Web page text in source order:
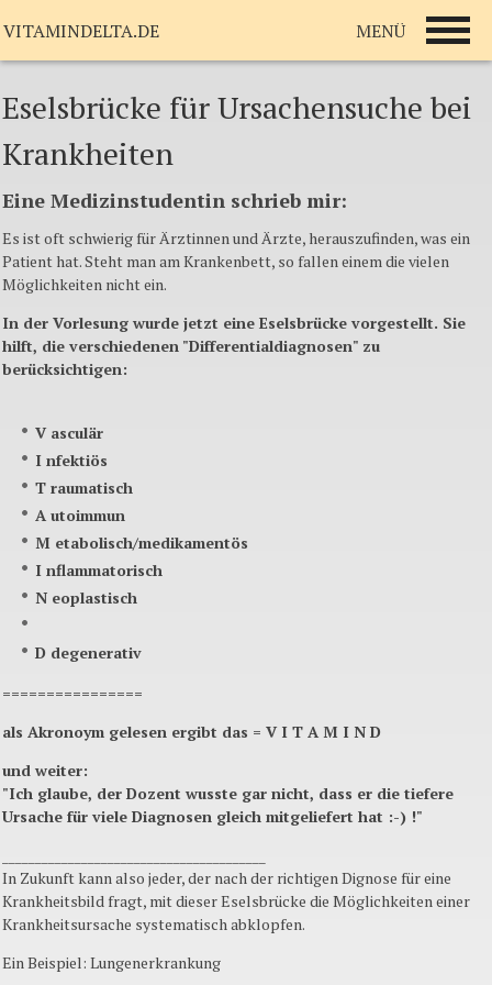
Eselsbrücke für Ursachensuche bei
Krankheiten
Eine Medizinstudentin schrieb mir:
Es ist oft schwierig für Ärztinnen und Ärzte, herauszufinden, was ein
Patient hat. Steht man am Krankenbett, so fallen einem die vielen
Möglichkeiten nicht ein.
In der Vorlesung wurde jetzt eine Eselsbrücke vorgestellt. Sie
hilft, die verschiedenen "Differentialdiagnosen" zu
berücksichtigen:
V asculär
I nfektiös
T raumatisch
A utoimmun
M etabolisch/medikamentös
I nflammatorisch
N eoplastisch
D degenerativ
================
als Akronoym gelesen ergibt das = V I T A M I N D
und weiter:
"Ich glaube, der Dozent wusste gar nicht, dass er die tiefere
Ursache für viele Diagnosen gleich mitgeliefert hat :-) !"
In Zukunft kann also jeder, der nach der richtigen Dignose für eine
Krankheitsbild fragt, mit dieser Eselsbrücke die Möglichkeiten einer
Krankheitsursache systematisch abklopfen.
Ein Beispiel: Lungenerkrankung
VITAMINDELTA.DE MENÜ